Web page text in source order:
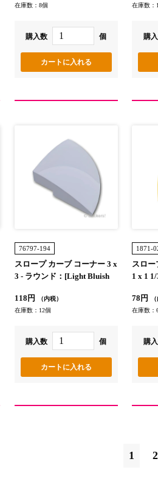
在庫数：8個
購入数 個
在庫数：
購
76797-194
スロープ カーブ コーナー 3 x
3 - ラウンド：[Light Bluish
118円
（内税）
在庫数：12個
購入数 個
1871-
スロー
1 x 1
78円
在庫数：
購
1 2